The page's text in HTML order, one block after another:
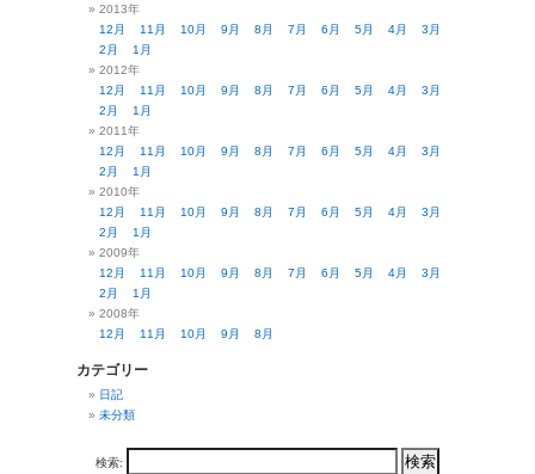
2013年
12月
11月 10月 9月 8月 7月 6月 5月 4月
3月
2月
1月
2012年
12月
11月 10月 9月 8月 7月 6月 5月 4月
3月
2月
1月
2011年
12月
11月 10月 9月 8月 7月 6月 5月 4月
3月
2月
1月
2010年
12月
11月 10月 9月 8月 7月 6月 5月 4月
3月
2月
1月
2009年
12月
11月 10月 9月 8月 7月 6月 5月 4月
3月
2月
1月
2008年
12月
11月 10月 9月 8月
カテゴリー
日記
未分類
検索: